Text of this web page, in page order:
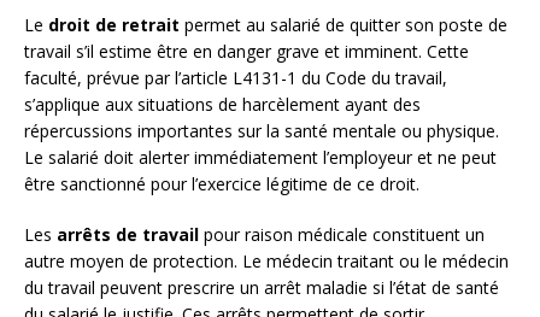
Le droit de retrait permet au salarié de quitter son poste de
travail s’il estime être en danger grave et imminent. Cette
faculté, prévue par l’article L4131-1 du Code du travail,
s’applique aux situations de harcèlement ayant des
répercussions importantes sur la santé mentale ou physique.
Le salarié doit alerter immédiatement l’employeur et ne peut
être sanctionné pour l’exercice légitime de ce droit.
Les arrêts de travail pour raison médicale constituent un
autre moyen de protection. Le médecin traitant ou le médecin
du travail peuvent prescrire un arrêt maladie si l’état de santé